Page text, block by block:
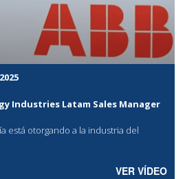
Industries Latam Sales Manager
está otorgando a la industria del
VER VÍDEO